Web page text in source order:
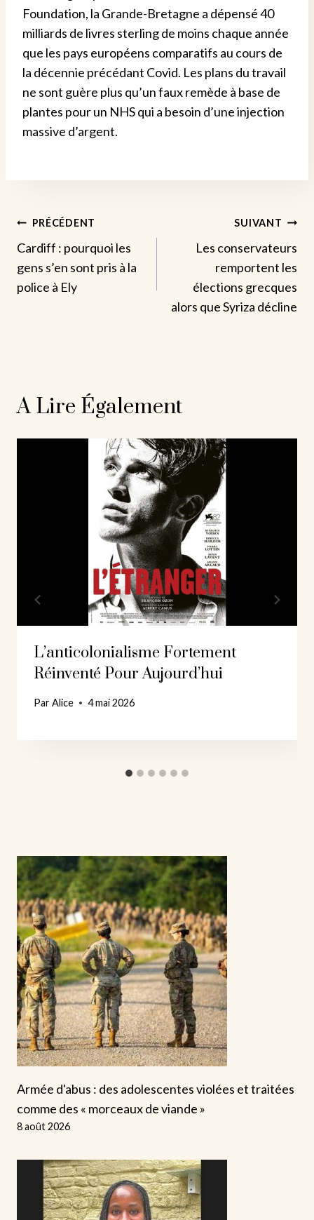
Foundation, la Grande-Bretagne a dépensé 40
milliards de livres sterling de moins chaque année
que les pays européens comparatifs au cours de
la décennie précédant Covid. Les plans du travail
ne sont guère plus qu’un faux remède à base de
plantes pour un NHS qui a besoin d’une injection
massive d’argent.
Navigation
De
L’article
PRÉCÉDENT
Cardiff : pourquoi les
gens s’en sont pris à la
police à Ely
SUIVANT
Les conservateurs
remportent les
élections grecques
alors que Syriza décline
A Lire Également
L’anticolonialisme Fortement
Réinventé Pour Aujourd’hui
ParAlice 4 mai 2026
Armée d'abus : des adolescentes violées et traitées
comme des « morceaux de viande »
8 août 2026